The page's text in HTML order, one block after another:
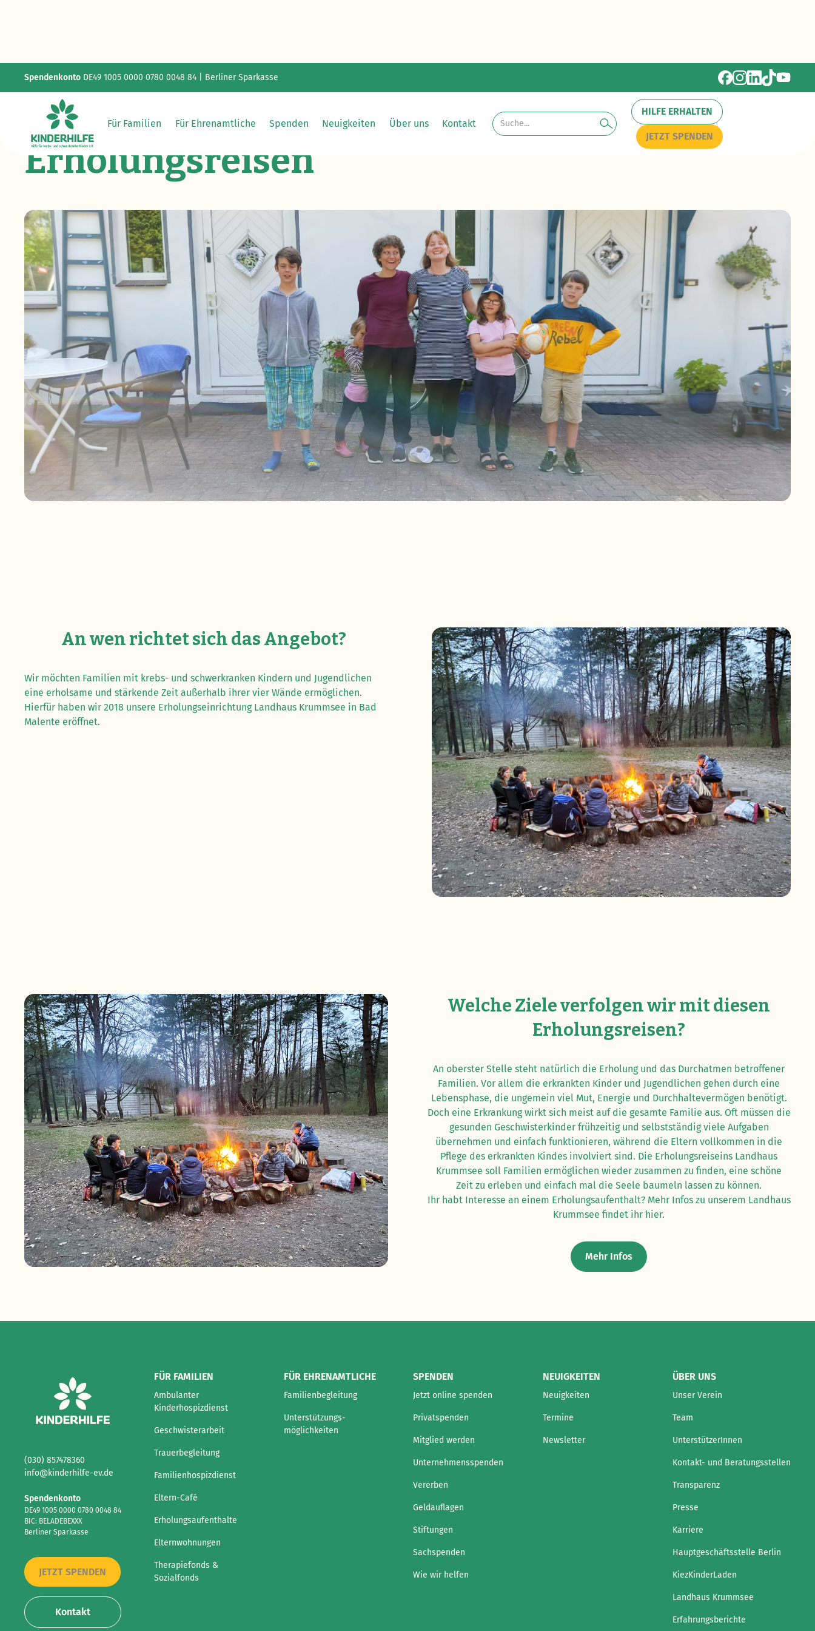
Spendenkonto DE49 1005 0000 0780 0048 84 | Berliner Sparkasse
Für Familien Für Ehrenamtliche Spenden Neuigkeiten Über uns Kontakt
HILFE ERHALTEN
JETZT SPENDEN
Erholungsreisen
An wen richtet sich das Angebot?
Wir möchten Familien mit krebs- und schwerkranken Kindern und Jugendlichen
eine erholsame und stärkende Zeit außerhalb ihrer vier Wände ermöglichen.
Hierfür haben wir 2018 unsere Erholungseinrichtung Landhaus Krummsee in Bad
Malente eröffnet.
Welche Ziele verfolgen wir mit diesen
Erholungsreisen?
An oberster Stelle steht natürlich die Erholung und das Durchatmen betroffener
Familien. Vor allem die erkrankten Kinder und Jugendlichen gehen durch eine
Lebensphase, die ungemein viel Mut, Energie und Durchhaltevermögen benötigt.
Doch eine Erkrankung wirkt sich meist auf die gesamte Familie aus. Oft müssen die
gesunden Geschwisterkinder frühzeitig und selbstständig viele Aufgaben
übernehmen und einfach funktionieren, während die Eltern vollkommen in die
Pflege des erkrankten Kindes involviert sind. Die Erholungsreiseins Landhaus
Krummsee soll Familien ermöglichen wieder zusammen zu finden, eine schöne
Zeit zu erleben und einfach mal die Seele baumeln lassen zu können.
Ihr habt Interesse an einem Erholungsaufenthalt? Mehr Infos zu unserem Landhaus
Krummsee findet ihr hier.
Mehr Infos
(030) 857478360
info@kinderhilfe-ev.de
Spendenkonto
DE49 1005 0000 0780 0048 84
BIC: BELADEBEXXX
Berliner Sparkasse
JETZT SPENDEN
Kontakt
FÜR FAMILIEN
Ambulanter
Kinderhospizdienst
Geschwisterarbeit
Trauerbegleitung
Familienhospizdienst
Eltern-Café
Erholungsaufenthalte
Elternwohnungen
Therapiefonds &
Sozialfonds
FÜR EHRENAMTLICHE
Familienbegleitung
Unterstützungs-
möglichkeiten
SPENDEN
Jetzt online spenden
Privatspenden
Mitglied werden
Unternehmensspenden
Vererben
Geldauflagen
Stiftungen
Sachspenden
Wie wir helfen
NEUIGKEITEN
Neuigkeiten
Termine
Newsletter
ÜBER UNS
Unser Verein
Team
UnterstützerInnen
Kontakt- und Beratungsstellen
Transparenz
Presse
Karriere
Hauptgeschäftsstelle Berlin
KiezKinderLaden
Landhaus Krummsee
Erfahrungsberichte